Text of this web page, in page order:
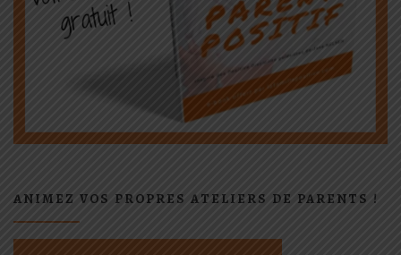
ANIMEZ VOS PROPRES ATELIERS DE PARENTS !